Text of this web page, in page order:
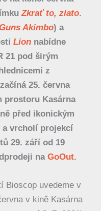
Zkrať to, zlato.
Akimbo) a
Lion nabídne
21 pod širým
z
25. června
prostoru Kasárna
před ikonickým
a vrcholí projekcí
29. září od 19
naGoOut.
Bioscop uvedeme v
v kině Kasárna